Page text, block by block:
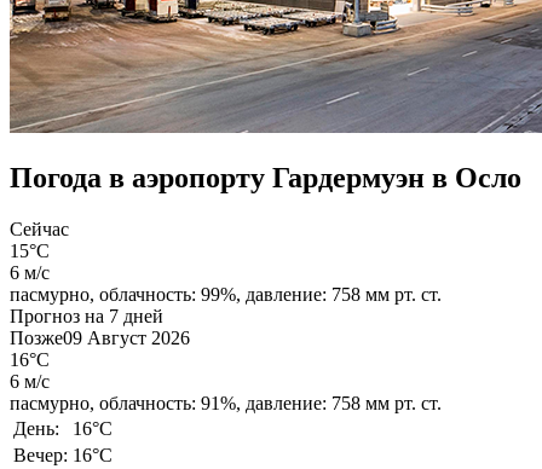
Погода в аэропорту Гардермуэн в Осло
Сейчас
15°C
6 м/с
пасмурно, облачность: 99%, давление: 758 мм рт. ст.
Прогноз на 7 дней
Позже09 Август 2026
16°C
6 м/с
пасмурно, облачность: 91%, давление: 758 мм рт. ст.
День:
16°C
Вечер: 16°C